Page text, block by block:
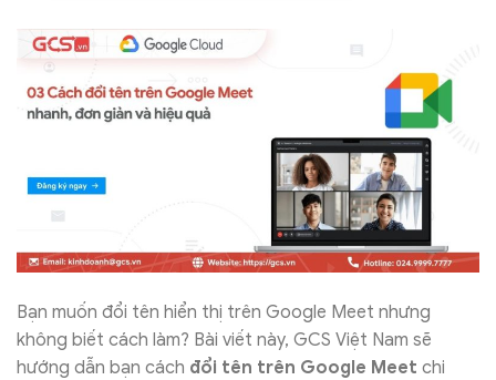
Bạn muốn đổi tên hiển thị trên Google Meet nhưng
không biết cách làm? Bài viết này, GCS Việt Nam sẽ
hướng dẫn bạn cách đổi tên trên Google Meet chi